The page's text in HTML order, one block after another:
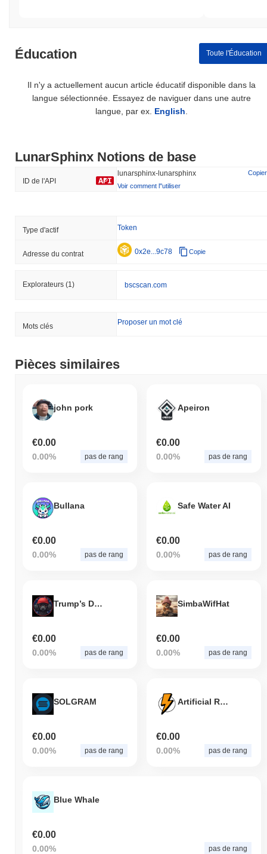
Éducation Toute l'Éducation
Il n'y a actuellement aucun article éducatif disponible dans la
langue sélectionnée. Essayez de naviguer dans une autre
langue, par ex. English
LunarSphinx Notions de base
ID de l'API
lunarsphinx-lunarsphinx
Copier
Voir comment l''utiliser
Type d'actif Token
Adresse du contrat 0x2e...9c78 Copie
Explorateurs (1) bscscan.com
Mots clés Proposer un mot clé
Pièces similaires
john pork
€0.00
0.00% pas de rang
Apeiron
€0.00
0.00% pas de rang
Bullana
€0.00
0.00% pas de rang
Safe Water AI
€0.00
0.00% pas de rang
Trump’s Dog (CHOPPY)
€0.00
0.00% pas de rang
SimbaWifHat
€0.00
0.00% pas de rang
SOLGRAM
€0.00
0.00% pas de rang
Artificial Robotic Tapestry VOLTS
€0.00
0.00% pas de rang
Blue Whale
€0.00
0.00% pas de rang